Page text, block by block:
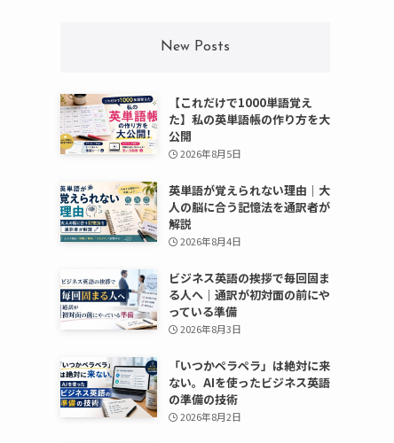
New Posts
【これだけで1000単語覚え
た】私の英単語帳の作り方を大
公開
2026年8月5日
英単語が覚えられない理由｜大
人の脳に合う記憶法を通訳者が
解説
2026年8月4日
ビジネス英語の挨拶で毎回固ま
る人へ｜通訳が初対面の前にや
っている準備
2026年8月3日
「いつかペラペラ」は絶対に来
ない。AIを使ったビジネス英語
の準備の技術
2026年8月2日